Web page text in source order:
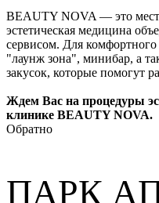
BEAUTY NOVA — это
эстетическая медицина
сервисом. Для
"лаунж зона", минибар, а
закусок, которые помогут
Ждем Вас на процедуры
клинике BEAUTY NOVA.
Обратно
ПАРК